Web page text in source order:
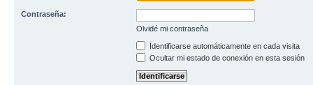
Contraseña:
Olvidé mi contraseña
Identificarse automáticamente en cada visita
Ocultar mi estado de conexión en esta sesión